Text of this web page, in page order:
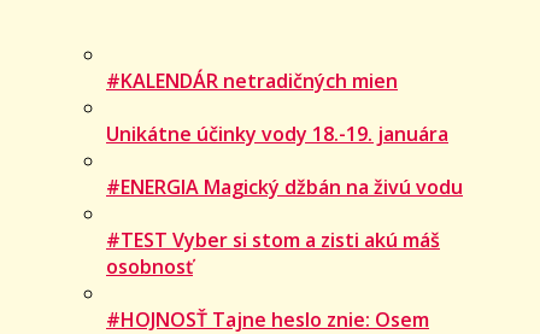
#KALENDÁR netradičných mien
Unikátne účinky vody 18.-19. januára
#ENERGIA Magický džbán na živú vodu
#TEST Vyber si stom a zisti akú máš
osobnosť
#HOJNOSŤ Tajne heslo znie: Osem